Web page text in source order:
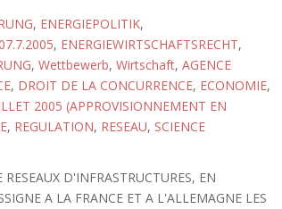
, ENERGIEPOLITIK,
, ENERGIEWIRTSCHAFTSRECHT,
, Wettbewerb, Wirtschaft, AGENCE
, DROIT DE LA CONCURRENCE, ECONOMIE,
2005 (APPROVISIONNEMENT EN
, REGULATION, RESEAU, SCIENCE
D'INFRASTRUCTURES, EN
A LA FRANCE ET A L'ALLEMAGNE LES